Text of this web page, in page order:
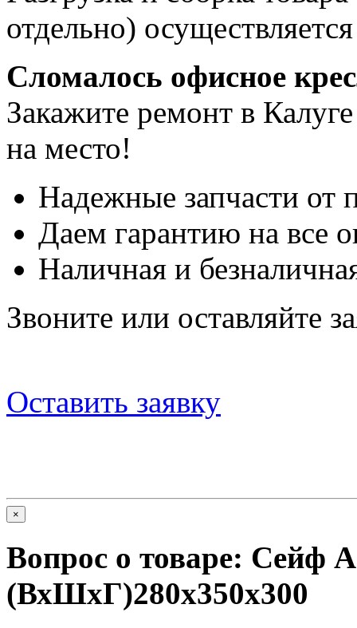
отдельно)
Сломалось офисное
Закажите ремонт в
на место!
Надежные запчасти от
Даем гарантию на все
Наличная и
Звоните или оставляйте
Оставить заявку
×
Вопрос о товаре: Сейф
(ВхШхГ)280x350x300